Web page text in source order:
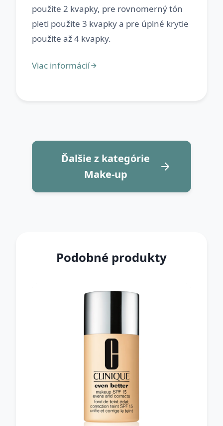
použite 2 kvapky, pre rovnomerný tón
pleti použite 3 kvapky a pre úplné krytie
Ďalšie z kategórie
Make-up
Podobné produkty